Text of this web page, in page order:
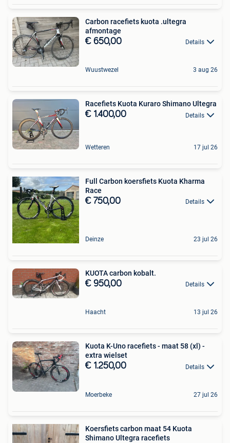
Carbon racefiets kuota .ultegra
afmontage
€ 650,00 Details
Wuustwezel 3 aug 26
Racefiets Kuota Kuraro Shimano Ultegra
€ 1.400,00 Details
Wetteren 17 jul 26
Full Carbon koersfiets Kuota Kharma
Race
€ 750,00 Details
Deinze 23 jul 26
KUOTA carbon kobalt.
€ 950,00 Details
Haacht 13 jul 26
Kuota K-Uno racefiets - maat 58 (xl) -
extra wielset
€ 1.250,00 Details
Moerbeke 27 jul 26
Koersfiets carbon maat 54 Kuota
Shimano Ultegra racefiets